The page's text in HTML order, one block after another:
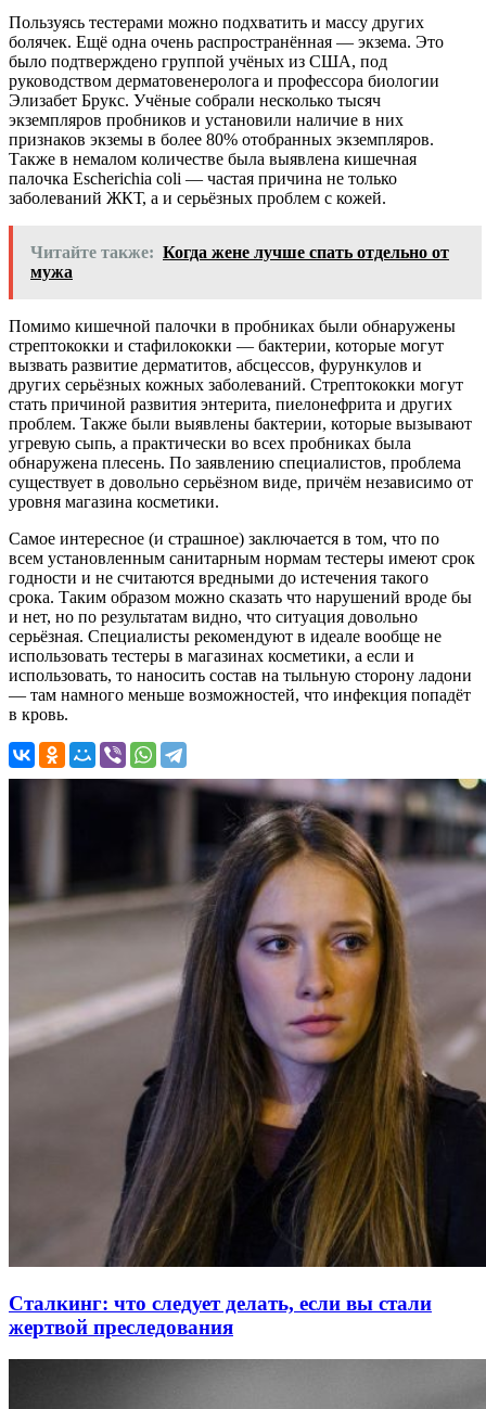
Пользуясь тестерами можно подхватить и массу других
болячек. Ещё одна очень распространённая — экзема. Это
было подтверждено группой учёных из США, под
руководством дерматовенеролога и профессора биологии
Элизабет Брукс. Учёные собрали несколько тысяч
экземпляров пробников и установили наличие в них
признаков экземы в более 80% отобранных экземпляров.
Также в немалом количестве была выявлена кишечная
палочка Escherichia coli — частая причина не только
заболеваний ЖКТ, а и серьёзных проблем с кожей.
Читайте также: Когда жене лучше спать отдельно от
мужа
Помимо кишечной палочки в пробниках были обнаружены
стрептококки и стафилококки — бактерии, которые могут
вызвать развитие дерматитов, абсцессов, фурункулов и
других серьёзных кожных заболеваний. Стрептококки могут
стать причиной развития энтерита, пиелонефрита и других
проблем. Также были выявлены бактерии, которые вызывают
угревую сыпь, а практически во всех пробниках была
обнаружена плесень. По заявлению специалистов, проблема
существует в довольно серьёзном виде, причём независимо от
уровня магазина косметики.
Самое интересное (и страшное) заключается в том, что по
всем установленным санитарным нормам тестеры имеют срок
годности и не считаются вредными до истечения такого
срока. Таким образом можно сказать что нарушений вроде бы
и нет, но по результатам видно, что ситуация довольно
серьёзная. Специалисты рекомендуют в идеале вообще не
использовать тестеры в магазинах косметики, а если и
использовать, то наносить состав на тыльную сторону ладони
— там намного меньше возможностей, что инфекция попадёт
в кровь.
Сталкинг: что следует делать, если вы стали
жертвой преследования